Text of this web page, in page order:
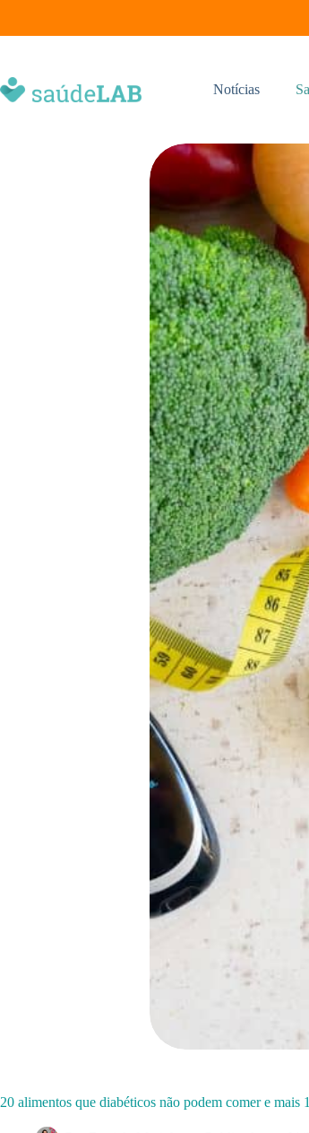
Notícias
20 alimentos que diabéticos não podem comer e mais